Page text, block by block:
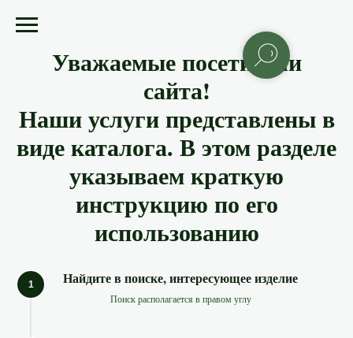
Уважаемые посетители
сайта!
Наши услуги представлены в
виде каталога. В этом разделе
указываем краткую
инструкцию по его
использованию
Найдите в поиске, интересующее изделие
Поиск располагается в правом углу